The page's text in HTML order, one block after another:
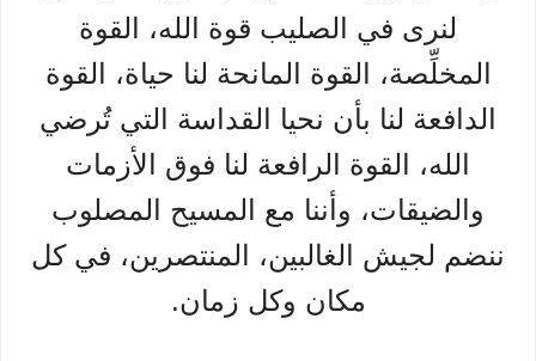
لنرى في الصليب قوة الله، القوة
المخلِّصة، القوة المانحة لنا حياة، القوة
الدافعة لنا بأن نحيا القداسة التي تُرضي
الله، القوة الرافعة لنا فوق الأزمات
والضيقات، وأننا مع المسيح المصلوب
ننضم لجيش الغالبين، المنتصرين، في كل
مكان وكل زمان.